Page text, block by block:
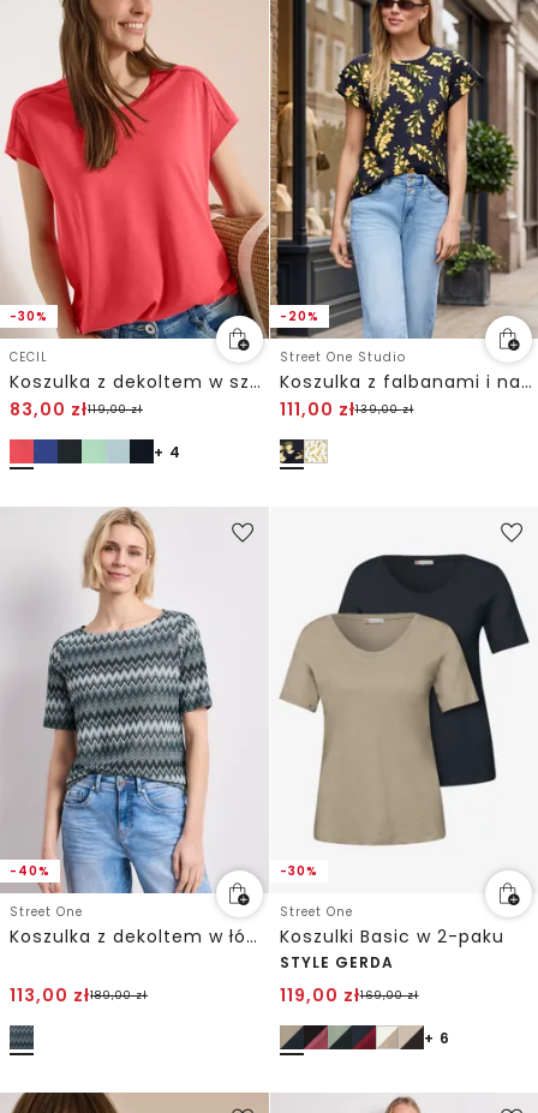
-30%
CECIL
Koszulka z dekoltem w szpic i koronkowymi detalami
83,00 zł119,00zł
+ 4
-20%
Street One Studio
Koszulka z falbanami i nadrukiem
111,00 zł139,00zł
-40%
Street One
Koszulka z dekoltem w łódkę i nadrukiem w zygzak
113,00 zł189,00zł
-30%
Street One
Koszulki Basic w 2-paku
STYLE GERDA
119,00 zł169,00zł
+ 6